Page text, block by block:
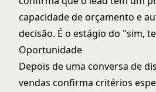
capacidade de orçamento e
decisão. É o estágio do "sim,
Oportunidade
Depois de uma conversa de
vendas confirma critérios